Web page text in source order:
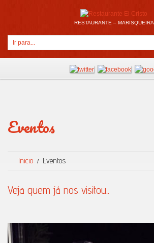
RESTAURANTE – MARISQUEIRA
Eventos
Inicio Eventos
Veja quem já nos visitou..